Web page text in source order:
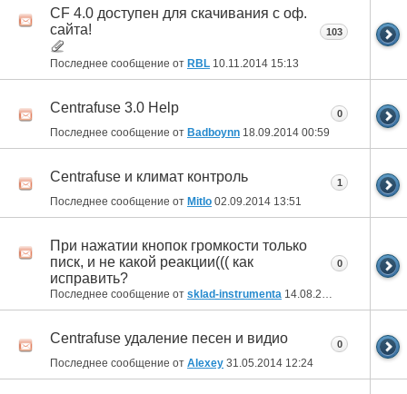
CF 4.0 доступен для скачивания с оф.
сайта!
Последнее сообщение от RBL 10.11.2014 15:13
103
Centrafuse 3.0 Help
Последнее сообщение от Badboynn 18.09.2014 00:59
0
Centrafuse и климат контроль
Последнее сообщение от MitIo 02.09.2014 13:51
1
При нажатии кнопок громкости только
писк, и не какой реакции((( как
исправить?
Последнее сообщение от sklad-instrumenta 14.08.2014
0
Centrafuse удаление песен и видио
Последнее сообщение от Alexey 31.05.2014 12:24
0